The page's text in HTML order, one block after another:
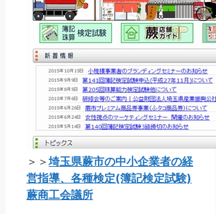
＞＞ 埼玉県蕨市の中小企業者の経
営指導、各種検定(簿記検定試験)
蕨商工会議所